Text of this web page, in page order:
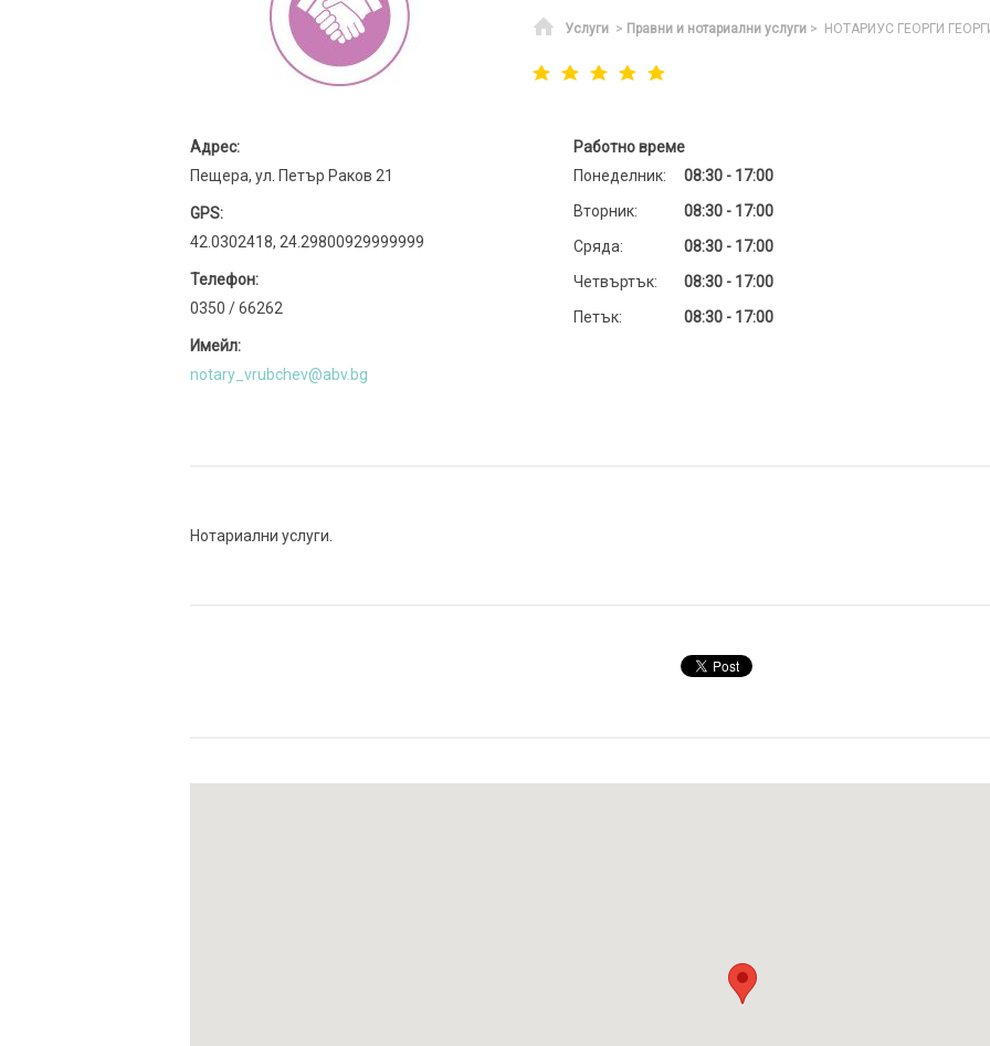
Начало
Услуги > Правни и нотариални услуги > НОТАРИУС ГЕОРГИ
Адрес:
Пещера, ул. Петър Раков 21
GPS:
42.0302418, 24.29800929999999
Телефон:
0350 / 66262
Имейл:
notary_vrubchev@abv.bg
Работно време
Понеделник:
08:30 - 17:00
Вторник:
08:30 - 17:00
Сряда:
08:30 - 17:00
Четвъртък:
08:30 - 17:00
Петък:
08:30 - 17:00
Нотариални услуги.